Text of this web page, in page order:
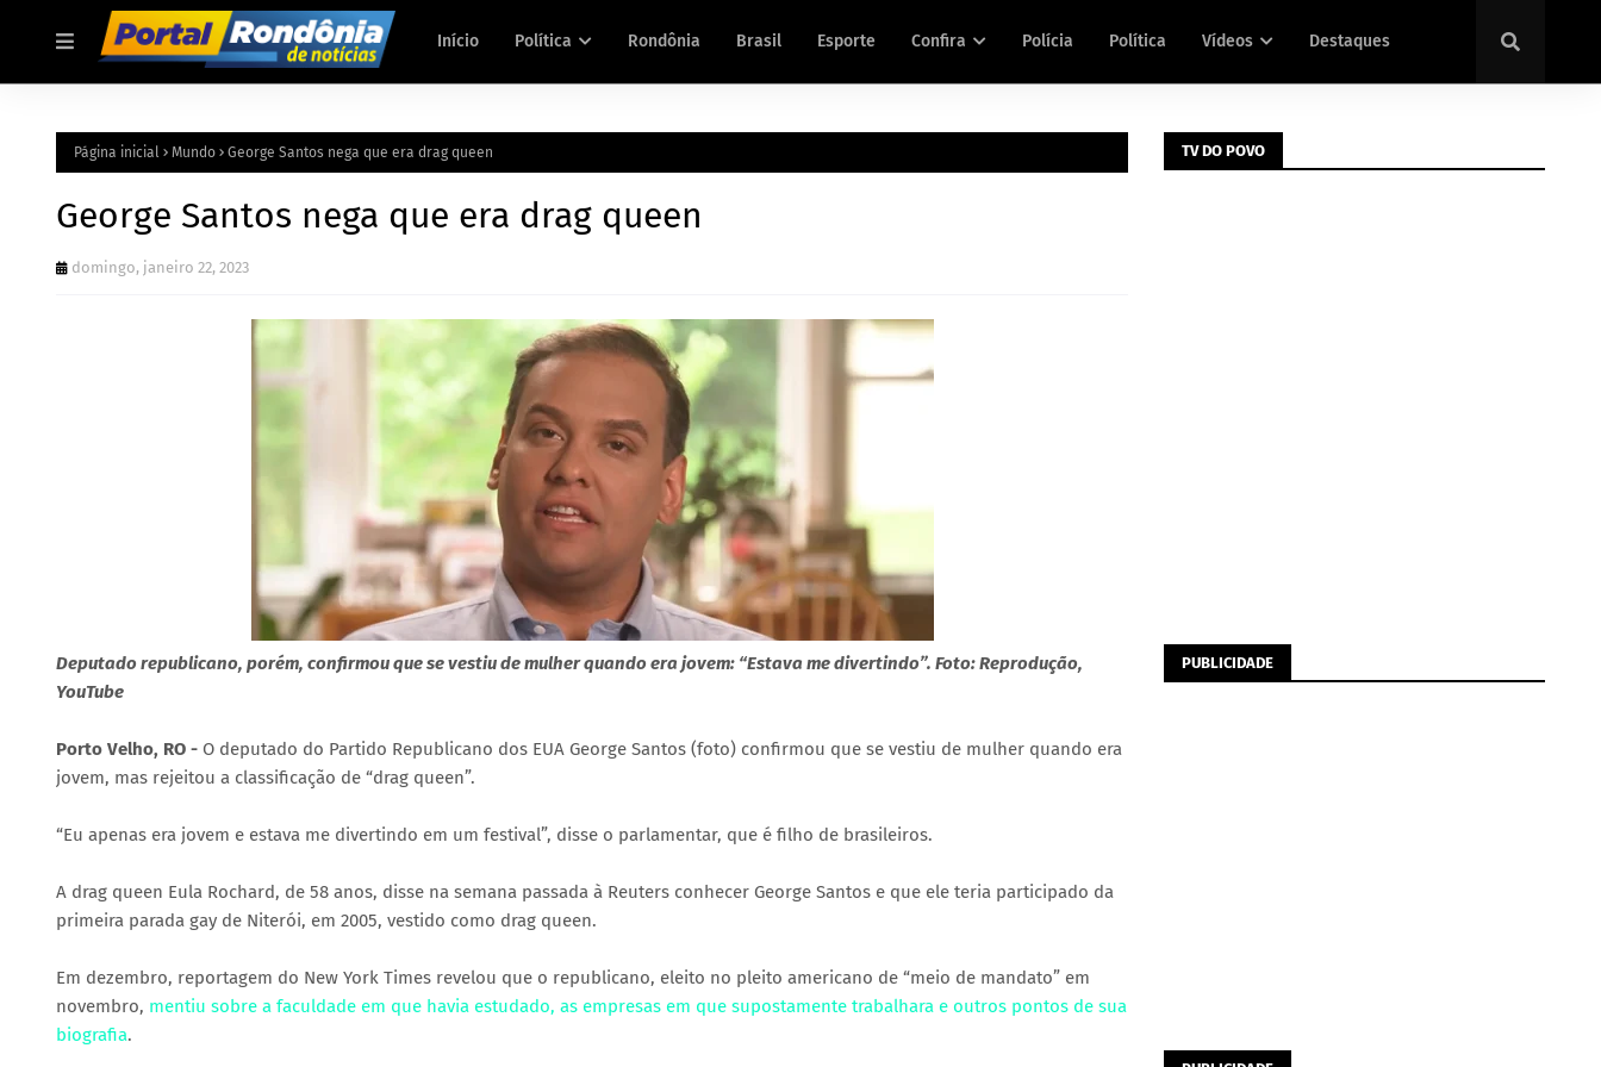
Início Política Rondônia Brasil Esporte Confira Polícia Política Vídeos Destaques
Página inicial Mundo George Santos nega que era drag queen
George Santos nega que era drag queen
domingo, janeiro 22, 2023
Deputado republicano, porém, confirmou que se vestiu de mulher quando era jovem: “Estava me divertindo”. Foto: Reprodução,
YouTube
Porto Velho, RO - O deputado do Partido Republicano dos EUA George Santos (foto) confirmou que se vestiu de mulher quando era
jovem, mas rejeitou a classificação de “drag queen”.
“Eu apenas era jovem e estava me divertindo em um festival”, disse o parlamentar, que é filho de brasileiros.
A drag queen Eula Rochard, de 58 anos, disse na semana passada à Reuters conhecer George Santos e que ele teria participado da
primeira parada gay de Niterói, em 2005, vestido como drag queen.
Em dezembro, reportagem do New York Times revelou que o republicano, eleito no pleito americano de “meio de mandato” em
novembro, mentiu sobre a faculdade em que havia estudado, as empresas em que supostamente trabalhara e outros pontos de sua
biografia.
TV DO POVO
PUBLICIDADE